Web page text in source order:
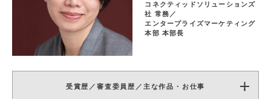
コネクティッドソリューションズ
社 常務／
エンタープライズマーケティング
本部 本部長
受賞歴／審査委員歴／主な作品・お仕事